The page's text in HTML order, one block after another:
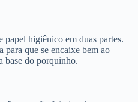
papel higiênico em duas partes.
para que se encaixe bem ao
base do porquinho.